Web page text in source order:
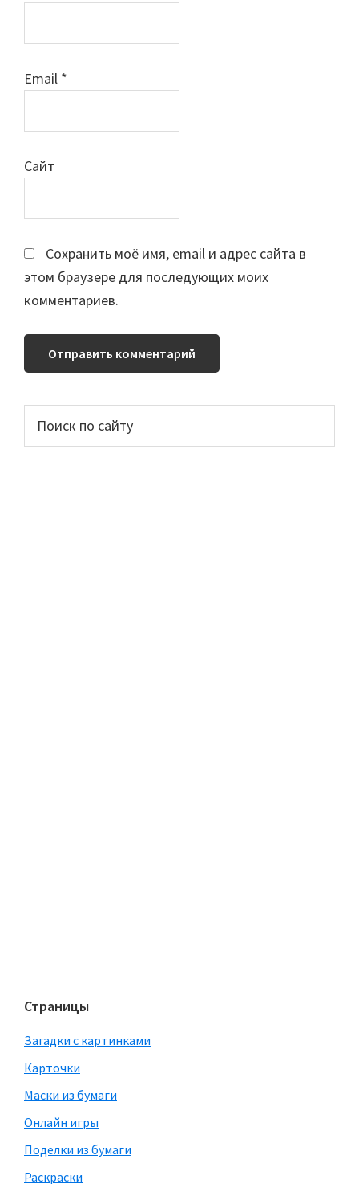
Email *
Сайт
Сохранить моё имя, email и адрес сайта в
этом браузере для последующих моих
комментариев.
Основной
сайдбар
Страницы
Загадки с картинками
Карточки
Маски из бумаги
Онлайн игры
Поделки из бумаги
Раскраски